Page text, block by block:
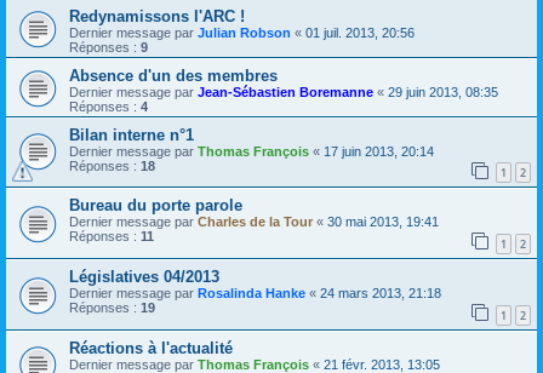
Redynamissons l'ARC !
Dernier message par Julian Robson « 01 juil. 2013, 20:56
Réponses : 9
Absence d'un des membres
Dernier message par Jean-Sébastien Boremanne « 29 juin 2013, 08:35
Réponses : 4
Bilan interne n°1
Dernier message par Thomas François « 17 juin 2013, 20:14
Réponses : 18 1 2
Bureau du porte parole
Dernier message par Charles de la Tour « 30 mai 2013, 19:41
Réponses : 11 1 2
Législatives 04/2013
Dernier message par Rosalinda Hanke « 24 mars 2013, 21:18
Réponses : 19 1 2
Réactions à l'actualité
Dernier message par Thomas François « 21 févr. 2013, 13:05